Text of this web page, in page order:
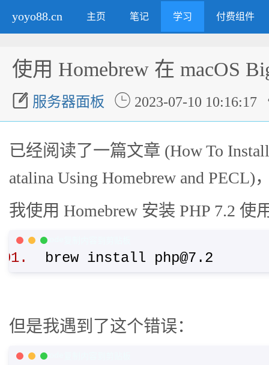
yoyo88.cn 主页 笔记 学习 付费组件
使用 Homebrew 在 macOS
 服务器面板  2023-07-10 10:16:17
已经阅读了一篇文章 (How To Install
atalina Using Homebrew and
我使用 Homebrew 安装 PHP 7.2 使
C/C++ Code
brew install php@7.2
但是我遇到了这个错误：
C/C++ Code